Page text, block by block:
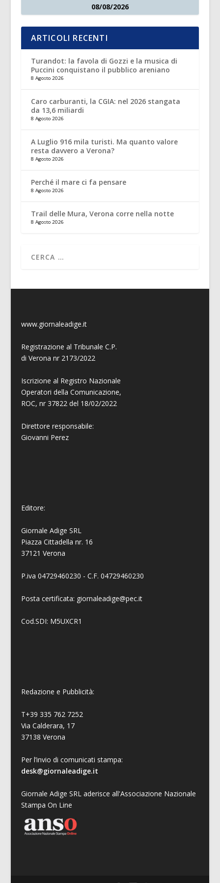
08/08/2026
ARTICOLI RECENTI
Turandot: la favola di Gozzi e la musica di
Puccini conquistano il pubblico areniano
8 Agosto 2026
Caro carburanti, la CGIA: nel 2026 stangata
da 13,6 miliardi
8 Agosto 2026
A Luglio 916 mila turisti. Ma quanto valore
resta davvero a Verona?
8 Agosto 2026
Perché il mare ci fa pensare
8 Agosto 2026
Trail delle Mura, Verona corre nella notte
8 Agosto 2026
www.giornaleadige.it
Registrazione al Tribunale C.P.
di Verona nr 2173/2022
Iscrizione al Registro Nazionale
Operatori della Comunicazione,
ROC, nr 37822 del 18/02/2022
Direttore responsabile:
Giovanni Perez
Editore:
Giornale Adige SRL
Piazza Cittadella nr. 16
37121 Verona
P.iva 04729460230 - C.F. 04729460230
Posta certificata: giornaleadige@pec.it
Cod.SDI: M5UXCR1
Redazione e Pubblicità:
T+39 335 762 7252
Via Calderara, 17
37138 Verona
Per l’invio di comunicati stampa:
desk@giornaleadige.it
Giornale Adige SRL aderisce all'Associazione Nazionale
Stampa On Line